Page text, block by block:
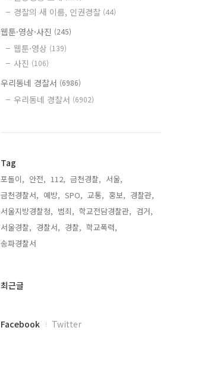
경찰의 새 이름, 인권경찰 (44)
웹툰·영상·사진 (245)
웹툰·영상 (139)
사진 (106)
우리동네 경찰서 (6986)
우리동네 경찰서 (6902)
Tag
포돌이, 안전, 112, 금천경찰, 서울,
금천경찰서, 예방, SPO, 교통, 홍보, 경찰관,
서울지방경찰청, 범죄, 학교전담경찰관, 검거,
서울경찰, 경찰서, 경찰, 학교폭력,
송파경찰서,
최
최근글
페
Facebook Twitter